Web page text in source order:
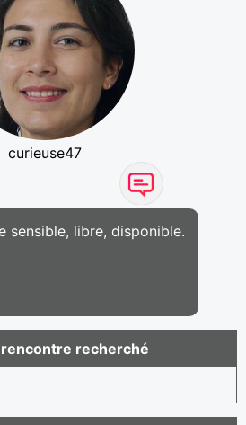
curieuse47
sensible, libre, disponible.
recherché